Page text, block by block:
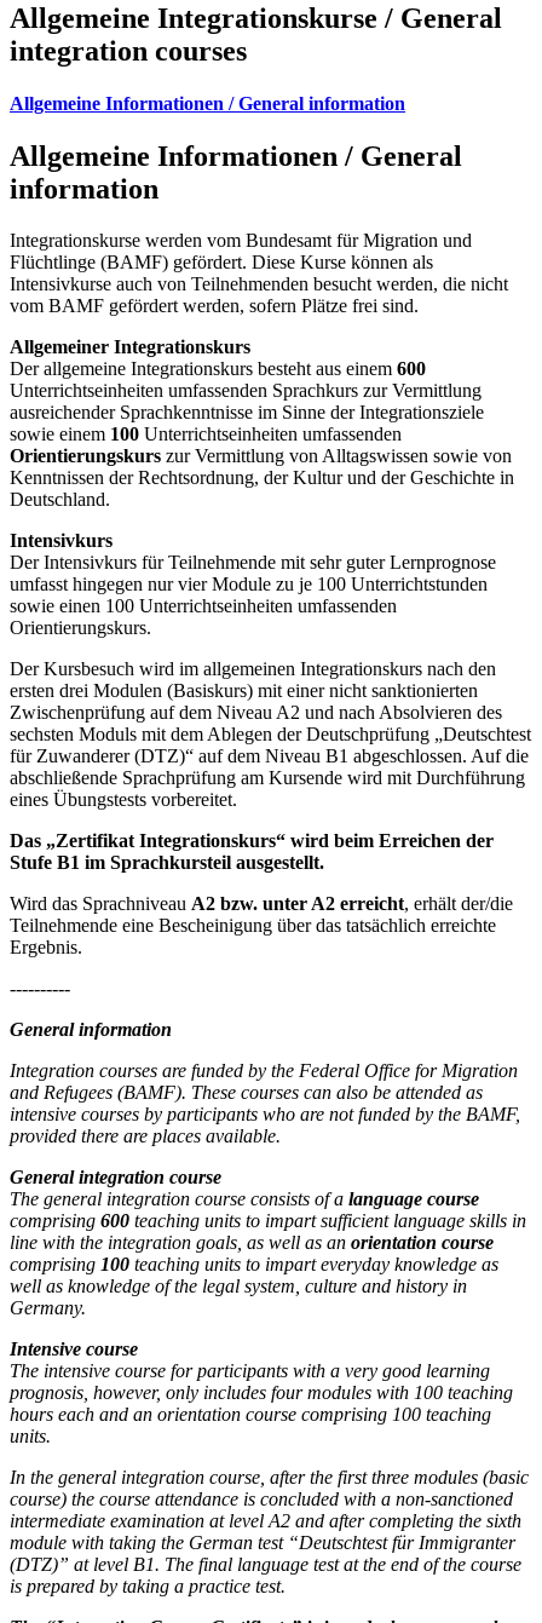
Allgemeine Integrationskurse / General
integration courses
Allgemeine Informationen / General information
Allgemeine Informationen / General
information
Integrationskurse werden vom Bundesamt für Migration und
Flüchtlinge (BAMF) gefördert. Diese Kurse können als
Intensivkurse auch von Teilnehmenden besucht werden, die nicht
vom BAMF gefördert werden, sofern Plätze frei sind.
Allgemeiner Integrationskurs
Der allgemeine Integrationskurs besteht aus einem 600
Unterrichtseinheiten umfassenden Sprachkurs zur Vermittlung
ausreichender Sprachkenntnisse im Sinne der Integrationsziele
sowie einem 100 Unterrichtseinheiten umfassenden
Orientierungskurs zur Vermittlung von Alltagswissen sowie von
Kenntnissen der Rechtsordnung, der Kultur und der Geschichte in
Deutschland.
Intensivkurs
Der Intensivkurs für Teilnehmende mit sehr guter Lernprognose
umfasst hingegen nur vier Module zu je 100 Unterrichtstunden
sowie einen 100 Unterrichtseinheiten umfassenden
Orientierungskurs.
Der Kursbesuch wird im allgemeinen Integrationskurs nach den
ersten drei Modulen (Basiskurs) mit einer nicht sanktionierten
Zwischenprüfung auf dem Niveau A2 und nach Absolvieren des
sechsten Moduls mit dem Ablegen der Deutschprüfung „Deutschtest
für Zuwanderer (DTZ)“ auf dem Niveau B1 abgeschlossen. Auf die
abschließende Sprachprüfung am Kursende wird mit Durchführung
eines Übungstests vorbereitet.
Das „Zertifikat Integrationskurs“ wird beim Erreichen der
Stufe B1 im Sprachkursteil ausgestellt.
Wird das Sprachniveau A2 bzw. unter A2 erreicht, erhält der/die
Teilnehmende eine Bescheinigung über das tatsächlich erreichte
Ergebnis.
----------
General information
Integration courses are funded by the Federal Office for Migration
and Refugees (BAMF). These courses can also be attended as
intensive courses by participants who are not funded by the BAMF,
provided there are places available.
General integration course
The general integration course consists of a language course
comprising 600 teaching units to impart sufficient language skills in
line with the integration goals, as well as an orientation course
comprising 100 teaching units to impart everyday knowledge as
well as knowledge of the legal system, culture and history in
Germany.
Intensive course
The intensive course for participants with a very good learning
prognosis, however, only includes four modules with 100 teaching
hours each and an orientation course comprising 100 teaching
units.
In the general integration course, after the first three modules (basic
course) the course attendance is concluded with a non-sanctioned
intermediate examination at level A2 and after completing the sixth
module with taking the German test “Deutschtest für Immigranter
(DTZ)” at level B1. The final language test at the end of the course
is prepared by taking a practice test.